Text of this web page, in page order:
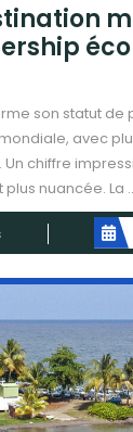
son statut de
avec
chiffre
nuancée. La